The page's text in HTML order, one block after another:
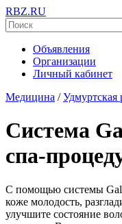
RBZ.RU
Объявления
Организации
Личный кабинет
Медицина / Удмуртская
Система
спа-
С помощью системы
коже молодость,
улучшите состояние